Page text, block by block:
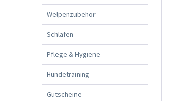
Welpenzubehör
Schlafen
Pflege & Hygiene
Hundetraining
Gutscheine